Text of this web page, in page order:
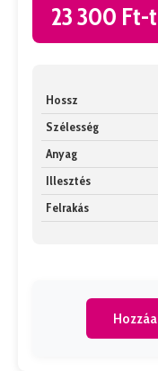
23 300 Ft-
Hossz
Szélesség
Anyag
Illesztés
Felrakás